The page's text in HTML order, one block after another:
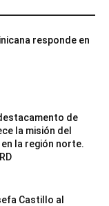
responde en
de
la misión del
la región norte.
Castillo al